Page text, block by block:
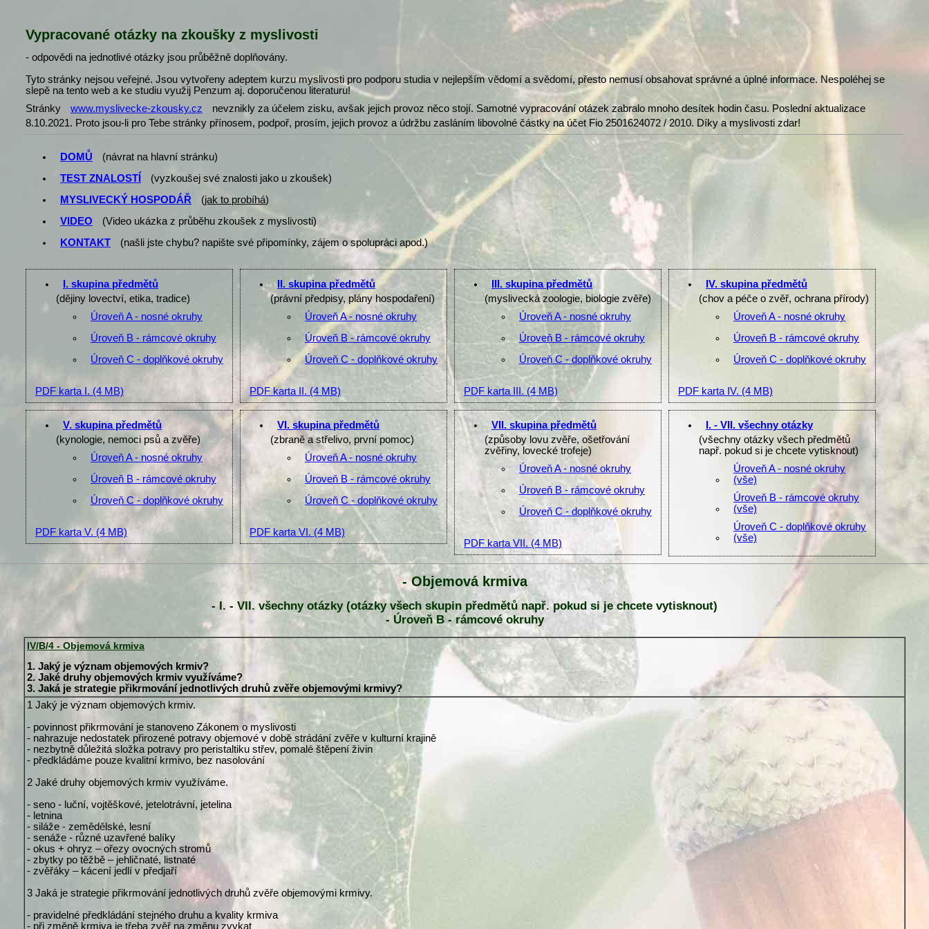
Vypracované otázky na zkoušky z myslivosti
- odpovědi na jednotlivé otázky jsou průběžně doplňovány.
Tyto stránky nejsou veřejné. Jsou vytvořeny adeptem kurzu myslivosti pro podporu studia v nejlepším vědomí a svědomí, přesto nemusí obsahovat správné a úplné informace. Nespoléhej se
slepě na tento web a ke studiu využij Penzum aj. doporučenou literaturu!
Stránky
www.myslivecke-zkousky.cz
nevznikly za účelem zisku, avšak jejich provoz něco stojí. Samotné vypracování otázek zabralo mnoho desítek hodin času. Poslední aktualizace
8.10.2021. Proto jsou-li pro Tebe stránky přínosem, podpoř, prosím, jejich provoz a údržbu zasláním libovolné částky na účet Fio 2501624072 / 2010. Díky a myslivosti zdar!
DOMŮ
(návrat na hlavní stránku)
TEST ZNALOSTÍ
(vyzkoušej své znalosti jako u zkoušek)
MYSLIVECKÝ HOSPODÁŘ
(jak to probíhá)
VIDEO
(Video ukázka z průběhu zkoušek z myslivosti)
KONTAKT
(našli jste chybu? napište své připomínky, zájem o spolupráci apod.)
I. skupina předmětů
(dějiny lovectví, etika, tradice)
Úroveň A - nosné okruhy
Úroveň B - rámcové okruhy
Úroveň C - doplňkové okruhy
PDF karta I. (4 MB)
II. skupina předmětů
(právní předpisy, plány hospodaření)
Úroveň A - nosné okruhy
Úroveň B - rámcové okruhy
Úroveň C - doplňkové okruhy
PDF karta II. (4 MB)
III. skupina předmětů
(myslivecká zoologie, biologie zvěře)
Úroveň A - nosné okruhy
Úroveň B - rámcové okruhy
Úroveň C - doplňkové okruhy
PDF karta III. (4 MB)
IV. skupina předmětů
(chov a péče o zvěř, ochrana přírody)
Úroveň A - nosné okruhy
Úroveň B - rámcové okruhy
Úroveň C - doplňkové okruhy
PDF karta IV. (4 MB)
V. skupina předmětů
(kynologie, nemoci psů a zvěře)
Úroveň A - nosné okruhy
Úroveň B - rámcové okruhy
Úroveň C - doplňkové okruhy
PDF karta V. (4 MB)
VI. skupina předmětů
(zbraně a střelivo, první pomoc)
Úroveň A - nosné okruhy
Úroveň B - rámcové okruhy
Úroveň C - doplňkové okruhy
PDF karta VI. (4 MB)
VII. skupina předmětů
(způsoby lovu zvěře, ošetřování
zvěřiny, lovecké trofeje)
Úroveň A - nosné okruhy
Úroveň B - rámcové okruhy
Úroveň C - doplňkové okruhy
PDF karta VII. (4 MB)
I. - VII. všechny otázky
(všechny otázky všech předmětů
např. pokud si je chcete vytisknout)
Úroveň A - nosné okruhy
(vše)
Úroveň B - rámcové okruhy
(vše)
Úroveň C - doplňkové okruhy
(vše)
- Objemová krmiva
- I. - VII. všechny otázky (otázky všech skupin předmětů např. pokud si je chcete vytisknout)
- Úroveň B - rámcové okruhy
IV/B/4 - Objemová krmiva
1. Jaký je význam objemových krmiv?
2. Jaké druhy objemových krmiv využíváme?
3. Jaká je strategie přikrmování jednotlivých druhů zvěře objemovými krmivy?
1 Jaký je význam objemových krmiv.
- povinnost přikrmování je stanoveno Zákonem o myslivosti
- nahrazuje nedostatek přirozené potravy objemové v době strádání zvěře v kulturní krajině
- nezbytně důležitá složka potravy pro peristaltiku střev, pomalé štěpení živin
- předkládáme pouze kvalitní krmivo, bez nasolování
2 Jaké druhy objemových krmiv využíváme.
- seno - luční, vojtěškové, jetelotrávní, jetelina
- letnina
- siláže - zemědělské, lesní
- senáže - různé uzavřené balíky
- okus + ohryz – ořezy ovocných stromů
- zbytky po těžbě – jehličnaté, listnaté
- zvěřáky – kácení jedlí v předjaří
3 Jaká je strategie přikrmování jednotlivých druhů zvěře objemovými krmivy.
- pravidelné předkládání stejného druhu a kvality krmiva
- při změně krmiva je třeba zvěř na změnu zvykat